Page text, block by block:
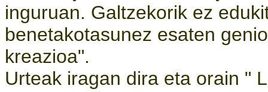
inguruan. Galtzekorik ez
benetakotasunez esaten
kreazioa".
Urteak iragan dira eta orain "